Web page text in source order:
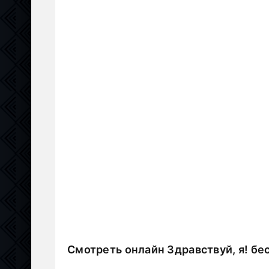
Смотреть онлайн Здравствуй, я!